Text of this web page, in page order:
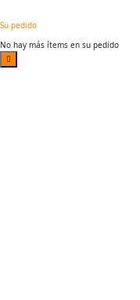
Su pedido
No hay más ítems en su pedido